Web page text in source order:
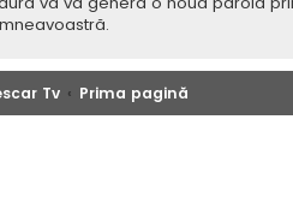
Tv Prima pagină